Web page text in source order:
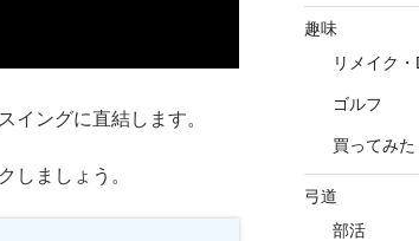
イングに直結します。
しましょう。
趣味
リメイク・
ゴルフ
買ってみた
弓道
部活